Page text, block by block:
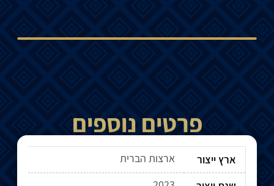
פרטים נוספים
ארץ ייצור
ארצות הברית